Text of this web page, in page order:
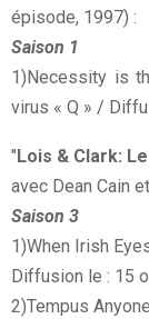
épisode, 1997) :
Saison 1
1)Necessity is
virus « Q » /
"Lois & Clark:
avec Dean Cain
Saison 3
1)When Irish
Diffusion le : 15
2)Tempus